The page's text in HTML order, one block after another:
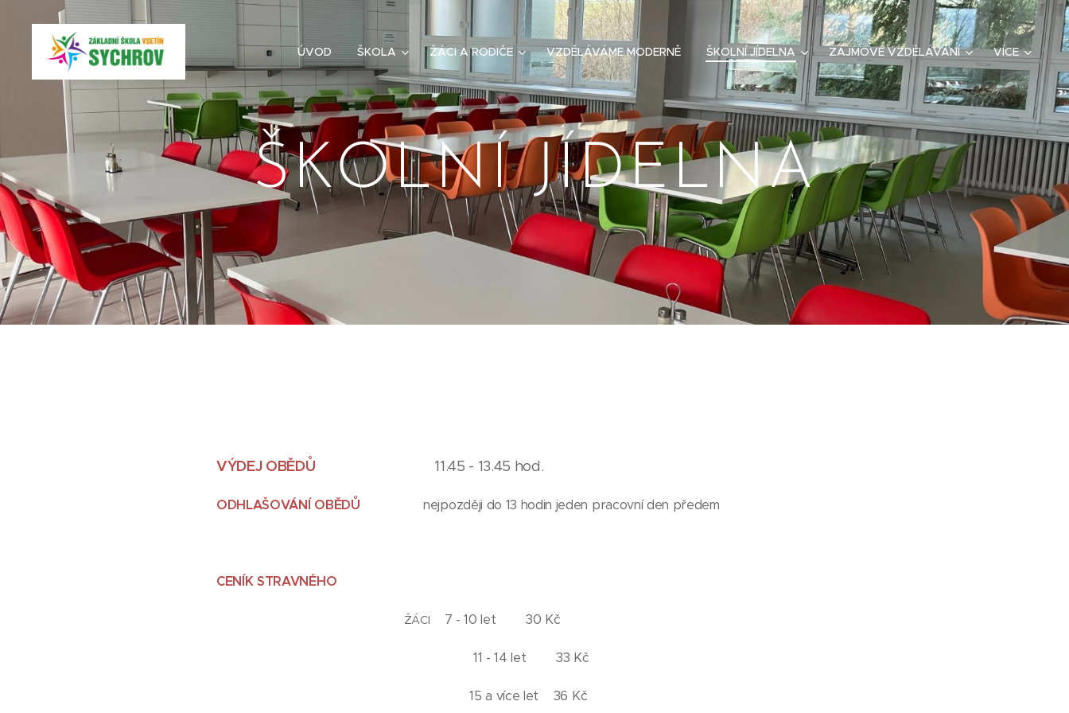
ÚVOD ŠKOLA ŽÁCI A RODIČE VZDĚLÁVÁME MODERNĚ ŠKOLNÍ JÍDELNA ZÁJMOVÉ VZDĚLÁVÁNÍ VÍCE
ŠKOLNÍ JÍDELNA
VÝDEJ OBĚDŮ 11.45 - 13.45 hod.
ODHLAŠOVÁNÍ OBĚDŮ nejpozději do 13 hodin jeden pracovní den předem
CENÍK STRAVNÉHO
ŽÁCI 7 - 10 let 30 Kč
11 - 14 let 33 Kč
15 a více let 36 Kč